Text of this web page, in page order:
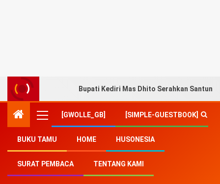
Bupati Kediri Mas Dhito Serahkan
[GWOLLE_GB] [SIMPLE-GUESTBOOK]
BUKU TAMU HOME HUSONESIA
SURAT PEMBACA TENTANG KAMI
Home-Farewell Graduation